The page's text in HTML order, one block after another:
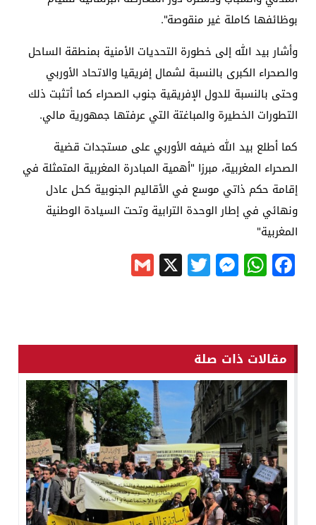
بوظائفها كاملة غير منقوصة".
وأشار بيد الله إلى خطورة التحديات الأمنية بمنطقة الساحل
والصحراء الكبرى بالنسبة لشمال إفريقيا والاتحاد الأوربي
وحتى بالنسبة للدول الإفريقية جنوب الصحراء كما أتثبت ذلك
التطورات الخطيرة والمباغتة التي عرفتها جمهورية مالي.
كما أطلع بيد الله ضيفه الأوربي على مستجدات قضية
الصحراء المغربية، مبرزا "أهمية المبادرة المغربية المتمثلة في
إقامة حكم ذاتي موسع في الأقاليم الجنوبية كحل عادل
ونهائي في إطار الوحدة الترابية وتحت السيادة الوطنية
المغربية"
Facebook
WhatsApp
Messenger
Twitter
X
مقالات ذات صلة